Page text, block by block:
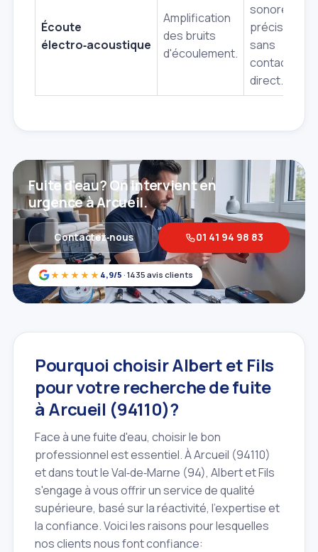
Écoute
électro‑acoustique
Amplification
des bruits
d'écoulement.
sonore
précise,
sans
contact
direct.
★★★★★ 4,9/5 · 1435 avis clients
Fuite d'eau? On intervient en
urgence à Arcueil.
Contactez‑nous 01 41 94 98 83
Pourquoi choisir Albert et Fils
pour votre recherche de fuite
à Arcueil (94110)?
Face à une fuite d'eau, choisir le bon
professionnel est essentiel. À Arcueil (94110)
et dans tout le Val‑de‑Marne (94), Albert et Fils
s'engage à vous offrir un service de qualité
supérieure, basé sur la réactivité, l'expertise et
la confiance. Voici les raisons pour lesquelles
nos clients nous font confiance: